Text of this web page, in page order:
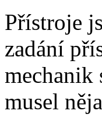
Přístroje
zadání
mechanik
musel